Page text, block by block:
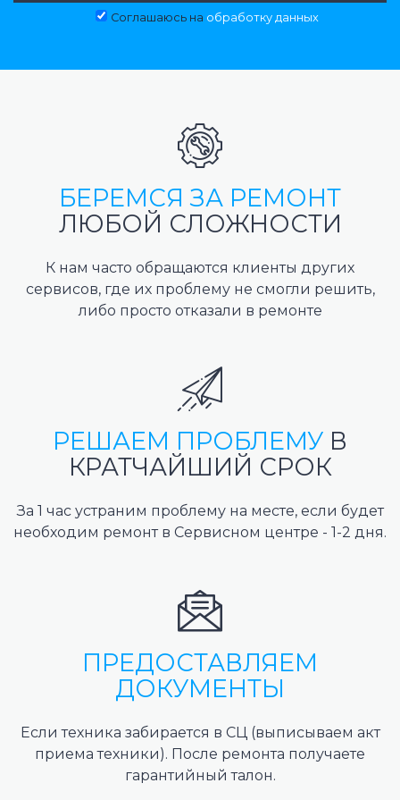
Соглашаюсь на обработку данных
БЕРЕМСЯ ЗА РЕМОНТ
ЛЮБОЙ СЛОЖНОСТИ
К нам часто обращаются клиенты других
сервисов, где их проблему не смогли решить,
либо просто отказали в ремонте
РЕШАЕМ ПРОБЛЕМУ В
КРАТЧАЙШИЙ СРОК
За 1 час устраним проблему на месте, если будет
необходим ремонт в Сервисном центре - 1-2 дня.
ПРЕДОСТАВЛЯЕМ
ДОКУМЕНТЫ
Если техника забирается в СЦ (выписываем акт
приема техники). После ремонта получаете
гарантийный талон.